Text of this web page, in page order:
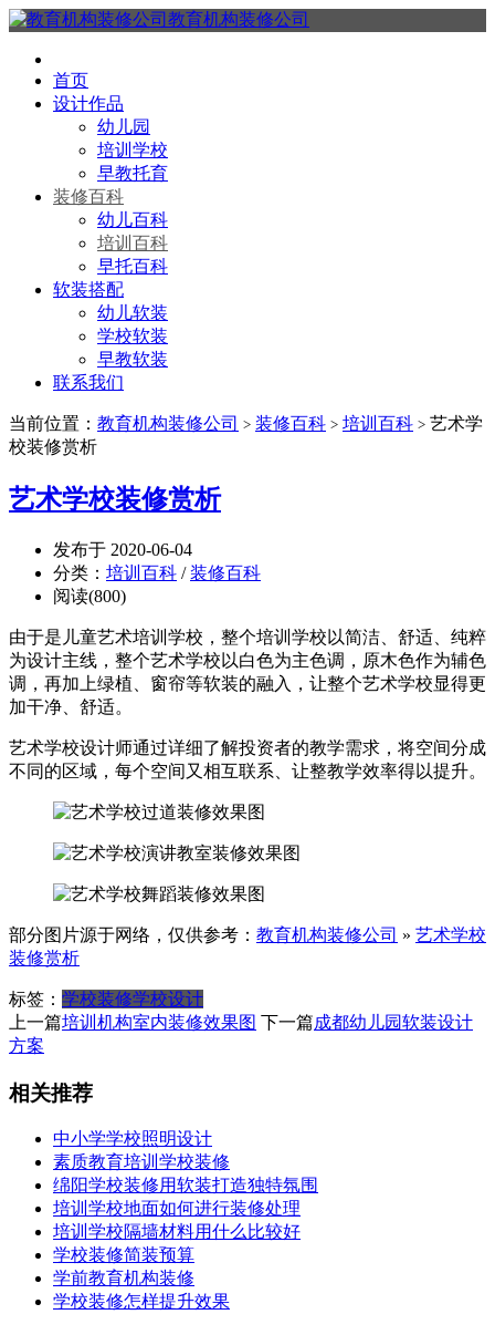
教育机构装修公司
首页
设计作品
幼儿园
培训学校
早教托育
装修百科
幼儿百科
培训百科
早托百科
软装搭配
幼儿软装
学校软装
早教软装
联系我们
当前位置： 教育机构装修公司 > 装修百科 > 培训百科 > 艺术学
校装修赏析
艺术学校装修赏析
发布于 2020-06-04
分类： 培训百科 /装修百科
阅读(800)
由于是儿童艺术培训学校，整个培训学校以简洁、舒适、纯粹
为设计主线，整个艺术学校以白色为主色调，原木色作为辅色
调，再加上绿植、窗帘等软装的融入，让整个艺术学校显得更
加干净、舒适。
艺术学校设计师通过详细了解投资者的教学需求，将空间分成
不同的区域，每个空间又相互联系、让整教学效率得以提升。
部分图片源于网络，仅供参考： 教育机构装修公司 » 艺术学校
装修赏析
标签： 学校装修学校设计
上一篇培训机构室内装修效果图 下一篇成都幼儿园软装设计
方案
相关推荐
中小学学校照明设计
素质教育培训学校装修
绵阳学校装修用软装打造独特氛围
培训学校地面如何进行装修处理
培训学校隔墙材料用什么比较好
学校装修简装预算
学前教育机构装修
学校装修怎样提升效果